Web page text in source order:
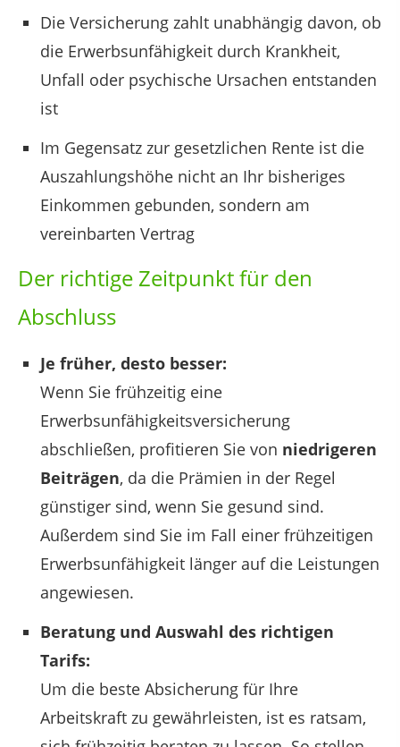
Die Versicherung zahlt unabhängig davon, ob
die Erwerbsunfähigkeit durch Krankheit,
Unfall oder psychische Ursachen entstanden
ist
Im Gegensatz zur gesetzlichen Rente ist die
Auszahlungshöhe nicht an Ihr bisheriges
Einkommen gebunden, sondern am
vereinbarten Vertrag
Der richtige Zeitpunkt für den
Abschluss
Je früher, desto besser:
Wenn Sie frühzeitig eine
Erwerbsunfähigkeitsversicherung
abschließen, profitieren Sie von niedrigeren
Beiträgen, da die Prämien in der Regel
günstiger sind, wenn Sie gesund sind.
Außerdem sind Sie im Fall einer frühzeitigen
Erwerbsunfähigkeit länger auf die Leistungen
angewiesen.
Beratung und Auswahl des richtigen
Tarifs:
Um die beste Absicherung für Ihre
Arbeitskraft zu gewährleisten, ist es ratsam,